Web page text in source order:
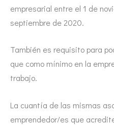
empresarial entre el 1 de
septiembre de 2020.
También es requisito para
que como mínimo en la
trabajo.
La cuantía de las mismas
emprendedor/es que